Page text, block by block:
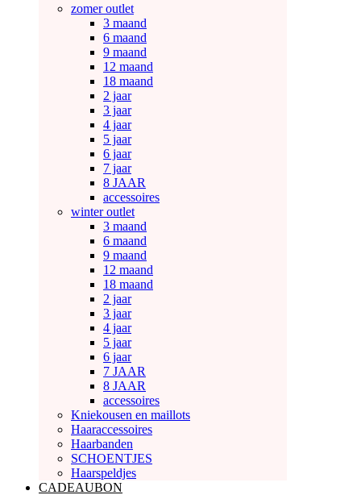
zomer outlet
3 maand
6 maand
9 maand
12 maand
18 maand
2 jaar
3 jaar
4 jaar
5 jaar
6 jaar
7 jaar
8 JAAR
accessoires
winter outlet
3 maand
6 maand
9 maand
12 maand
18 maand
2 jaar
3 jaar
4 jaar
5 jaar
6 jaar
7 JAAR
8 JAAR
accessoires
Kniekousen en maillots
Haaraccessoires
Haarbanden
SCHOENTJES
Haarspeldjes
CADEAUBON